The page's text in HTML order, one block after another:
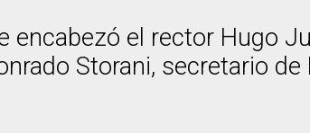
encabezó el rector Hugo
Storani, secretario